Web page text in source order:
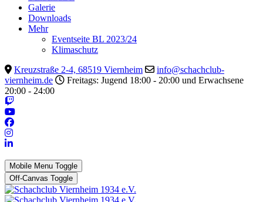
Galerie
Downloads
Mehr
Eventseite BL 2023/24
Klimaschutz
Kreuzstraße 2-4, 68519 Viernheim
info@schachclub-
viernheim.de
Freitags: Jugend 18:00 - 20:00 und Erwachsene
20:00 - 24:00
Mobile Menu Toggle
Off-Canvas Toggle